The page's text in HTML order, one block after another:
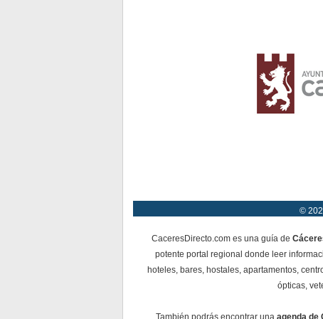
©
CaceresDirecto.com es una guía de
potente portal regional donde leer
hoteles, bares, hostales, apartamentos,
ópticas,
También podrás encontrar una agenda de